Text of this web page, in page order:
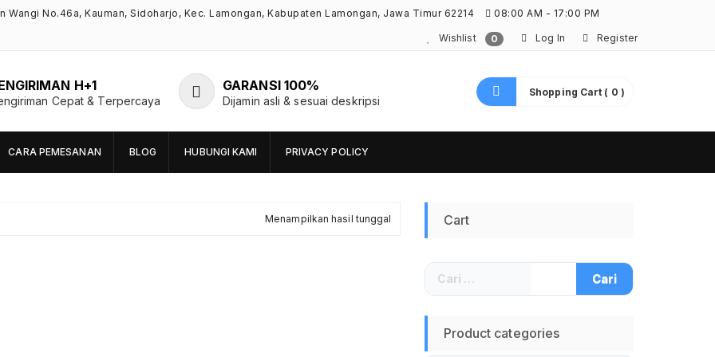
Wangi No.46a, Kauman, Sidoharjo, Kec. Lamongan, Kabupaten Lamongan, Jawa Timur 62214 08:00 AM - 17:00 PM
Wishlist 0 Log In Register
H+1
Cepat & Terpercaya
GARANSI 100%
Dijamin asli & sesuai deskripsi
Shopping Cart ( 0 )
CARA PEMESANAN BLOG HUBUNGI KAMI PRIVACY POLICY
Menampilkan hasil tunggal Cart
Cari
untuk:
Product categories